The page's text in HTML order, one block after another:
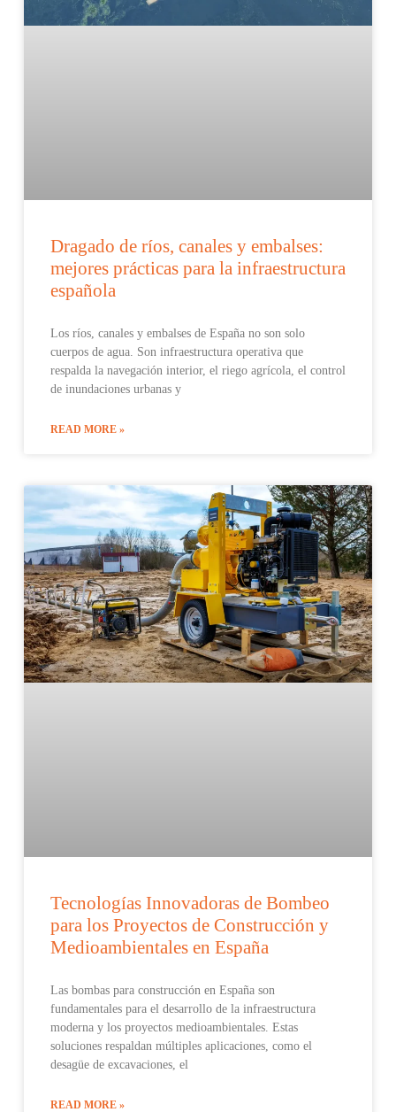
Dragado de ríos, canales y embalses:
mejores prácticas para la infraestructura
española
Los ríos, canales y embalses de España no son solo
cuerpos de agua. Son infraestructura operativa que
respalda la navegación interior, el riego agrícola, el control
de inundaciones urbanas y
READ MORE »
Tecnologías Innovadoras de Bombeo
para los Proyectos de Construcción y
Medioambientales en España
Las bombas para construcción en España son
fundamentales para el desarrollo de la infraestructura
moderna y los proyectos medioambientales. Estas
soluciones respaldan múltiples aplicaciones, como el
desagüe de excavaciones, el
READ MORE »